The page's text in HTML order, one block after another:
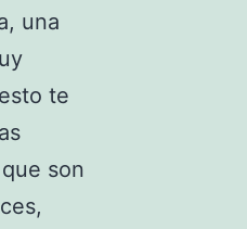
una
te
son